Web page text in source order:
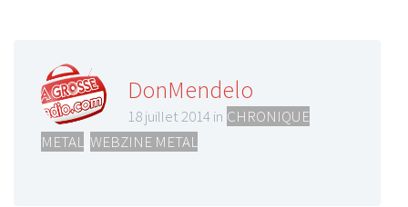
DonMendelo
18 juillet 2014 in CHRONIQUE
METAL WEBZINE METAL